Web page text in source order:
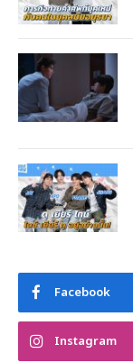
Facebook
Instagram